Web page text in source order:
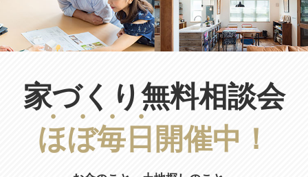
家づくり無料相談会
ほぼ毎 日 開催中！